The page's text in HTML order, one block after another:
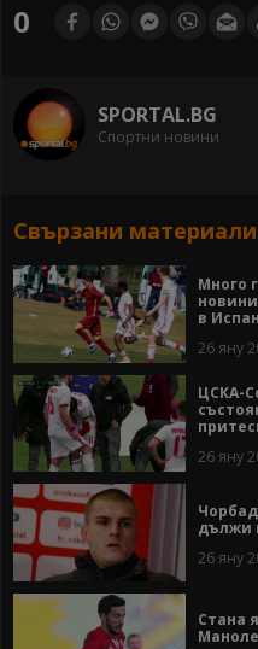
0
SPORTAL.BG
Спортни новини
Свързани материали
Много
в
26 яну
ЦСКА-
26 яну
дължи
26 яну
Стана